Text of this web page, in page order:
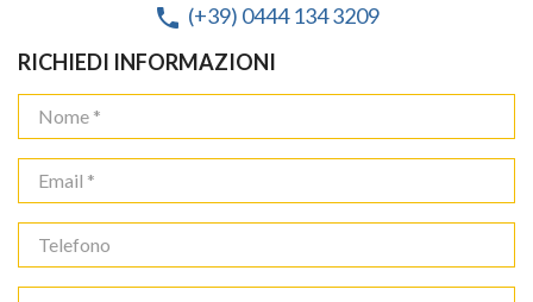
phone (+39) 0444 134 3209
RICHIEDI INFORMAZIONI